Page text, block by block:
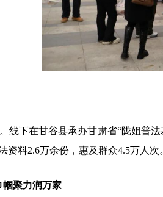
下在甘谷县承办甘肃省“陇姐普法
资料2.6万余份，惠及群众4.5万人次
帼聚力润万家